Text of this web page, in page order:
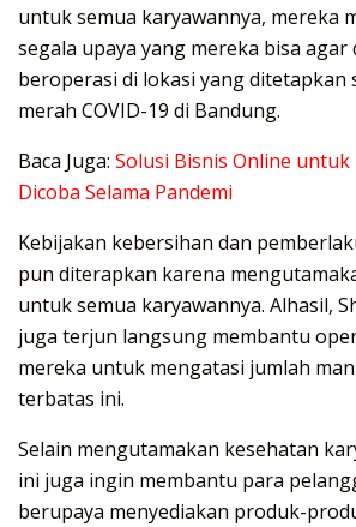
untuk semua karyawannya, mereka
segala upaya yang mereka bisa agar
beroperasi di lokasi yang ditetapkan
merah COVID-19 di Bandung.
Baca Juga: Solusi Bisnis Online untuk
Dicoba Selama Pandemi
Kebijakan kebersihan dan
pun diterapkan karena
untuk semua karyawannya. Alhasil,
juga terjun langsung membantu
mereka untuk mengatasi jumlah
terbatas ini.
Selain mengutamakan kesehatan
ini juga ingin membantu para
berupaya menyediakan produk-